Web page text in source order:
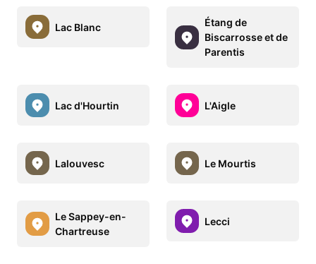
Lac Blanc
Étang de
Biscarrosse et de
Parentis
Lac d'Hourtin L'Aigle
Lalouvesc Le Mourtis
Le Sappey-en-
Chartreuse
Lecci